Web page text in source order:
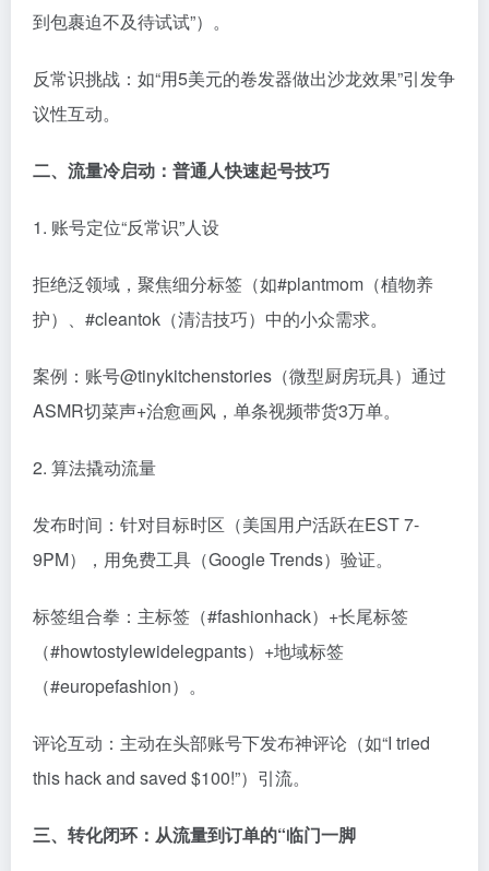
到包裹迫不及待试试”）。
反常识挑战：如“用5美元的卷发器做出沙龙效果”引发争
议性互动。
二、流量冷启动：普通人快速起号技巧
1. 账号定位“反常识”人设
拒绝泛领域，聚焦细分标签（如#plantmom（植物养
护）、#cleantok（清洁技巧）中的小众需求。
案例：账号@tinykitchenstories（微型厨房玩具）通过
ASMR切菜声+治愈画风，单条视频带货3万单。
2. 算法撬动流量
发布时间：针对目标时区（美国用户活跃在EST 7-
9PM），用免费工具（Google Trends）验证。
标签组合拳：主标签（#fashionhack）+长尾标签
（#howtostylewidelegpants）+地域标签
（#europefashion）。
评论互动：主动在头部账号下发布神评论（如“I tried
this hack and saved $100!”）引流。
三、转化闭环：从流量到订单的“临门一脚